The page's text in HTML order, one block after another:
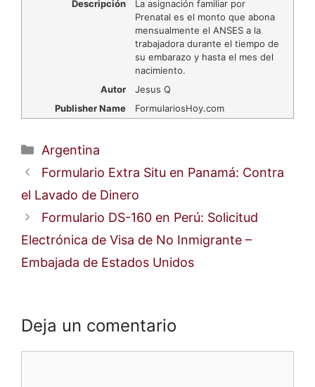
Descripción
La asignación familiar por
Prenatal es el monto que abona
mensualmente el ANSES a la
trabajadora durante el tiempo de
su embarazo y hasta el mes del
nacimiento.
Autor
Jesus Q
Publisher Name
FormulariosHoy.com
Categorías
Argentina
Formulario Extra Situ en Panamá: Contra
el Lavado de Dinero
Formulario DS-160 en Perú: Solicitud
Electrónica de Visa de No Inmigrante –
Embajada de Estados Unidos
Deja un comentario